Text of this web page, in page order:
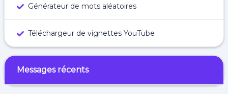
Générateur de mots aléatoires
Téléchargeur de vignettes YouTube
Messages récents